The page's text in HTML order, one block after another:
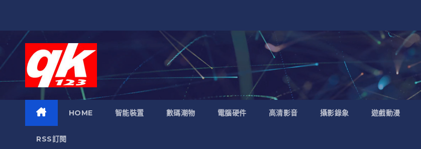
HOME 智能裝置 數碼潮物 電腦硬件 高清影音 攝影錄象 遊戲動漫
RSS訂閱